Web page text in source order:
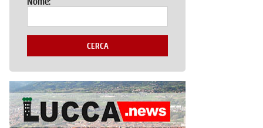
CERCA